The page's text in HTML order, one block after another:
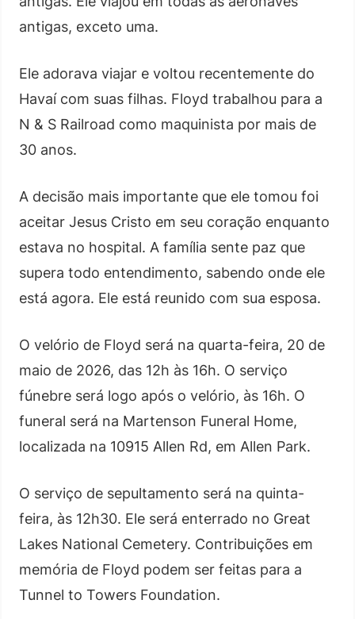
antigas, exceto uma.
Ele adorava viajar e voltou recentemente do
Havaí com suas filhas. Floyd trabalhou para a
N & S Railroad como maquinista por mais de
30 anos.
A decisão mais importante que ele tomou foi
aceitar Jesus Cristo em seu coração enquanto
estava no hospital. A família sente paz que
supera todo entendimento, sabendo onde ele
está agora. Ele está reunido com sua esposa.
O velório de Floyd será na quarta-feira, 20 de
maio de 2026, das 12h às 16h. O serviço
fúnebre será logo após o velório, às 16h. O
funeral será na Martenson Funeral Home,
localizada na 10915 Allen Rd, em Allen Park.
O serviço de sepultamento será na quinta-
feira, às 12h30. Ele será enterrado no Great
Lakes National Cemetery. Contribuições em
memória de Floyd podem ser feitas para a
Tunnel to Towers Foundation.